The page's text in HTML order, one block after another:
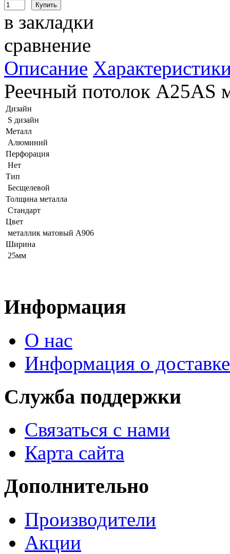
в закладки
сравнение
Описание
Реечный потолок A25AS
Дизайн
S дизайн
Металл
Алюминий
Перфорация
Нет
Тип
Бесщелевой
Толщина металла
Стандарт
Цвет
металлик матовый А906
Ширина
25мм
Информация
О нас
Информация о доставке
Служба поддержки
Связаться с нами
Карта сайта
Дополнительно
Производители
Акции